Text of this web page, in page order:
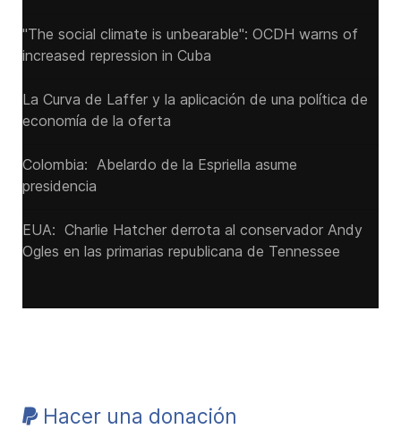
"The social climate is unbearable": OCDH warns of
increased repression in Cuba
La Curva de Laffer y la aplicación de una política de
economía de la oferta
Colombia: Abelardo de la Espriella asume
presidencia
EUA: Charlie Hatcher derrota al conservador Andy
Ogles en las primarias republicana de Tennessee
Hacer una donación